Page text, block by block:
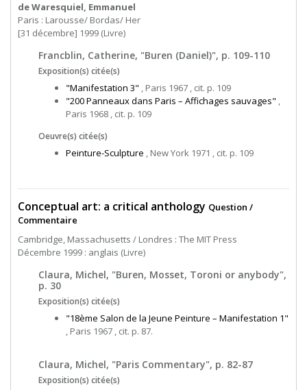
de Waresquiel, Emmanuel
Paris : Larousse/ Bordas/ Her
[31 décembre] 1999 (Livre)
Francblin, Catherine, "Buren (Daniel)", p. 109-110
Exposition(s) citée(s)
"Manifestation 3" , Paris 1967 , cit. p. 109
"200 Panneaux dans Paris – Affichages sauvages" ,
Paris 1968 , cit. p. 109
Oeuvre(s) citée(s)
Peinture-Sculpture , New York 1971 , cit. p. 109
Conceptual art: a critical anthology Question /
Commentaire
Cambridge, Massachusetts / Londres : The MIT Press
Décembre 1999 : anglais (Livre)
Claura, Michel, "Buren, Mosset, Toroni or anybody",
p. 30
Exposition(s) citée(s)
"18ème Salon de la Jeune Peinture – Manifestation 1"
, Paris 1967 , cit. p. 87.
Claura, Michel, "Paris Commentary", p. 82-87
Exposition(s) citée(s)